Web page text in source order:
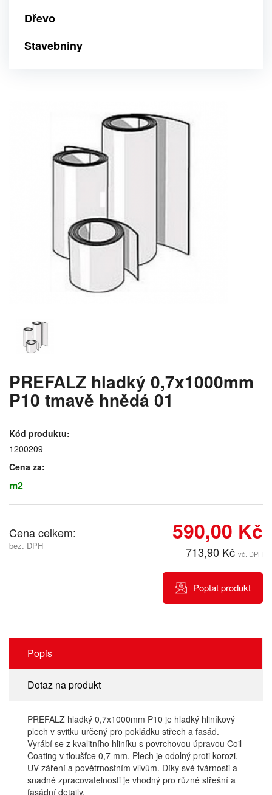
Dřevo
Stavebniny
PREFALZ hladký 0,7x1000mm
P10 tmavě hnědá 01
Kód produktu:
1200209
Cena za:
m2
Cena celkem:
bez. DPH
590,00 Kč
713,90 Kč vč. DPH
Poptat produkt
Popis
Dotaz na produkt
PREFALZ hladký 0,7x1000mm P10 je hladký hliníkový
plech v svitku určený pro pokládku střech a fasád.
Vyrábí se z kvalitního hliníku s povrchovou úpravou Coil
Coating v tloušťce 0,7 mm. Plech je odolný proti korozi,
UV záření a povětrnostním vlivům. Díky své tvárnosti a
snadné zpracovatelnosti je vhodný pro různé střešní a
fasádní detaily.